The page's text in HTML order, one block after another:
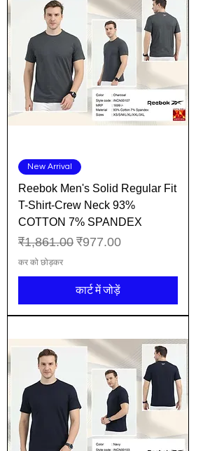
New Arrival
Reebok Men's Solid Regular Fit
T-Shirt-Crew Neck 93%
COTTON 7% SPANDEX
नियमित मूल्य
₹1,861.00 बिक्री मूल्य
₹977.00
कर को छोड़कर
कार्ट में जोड़ें